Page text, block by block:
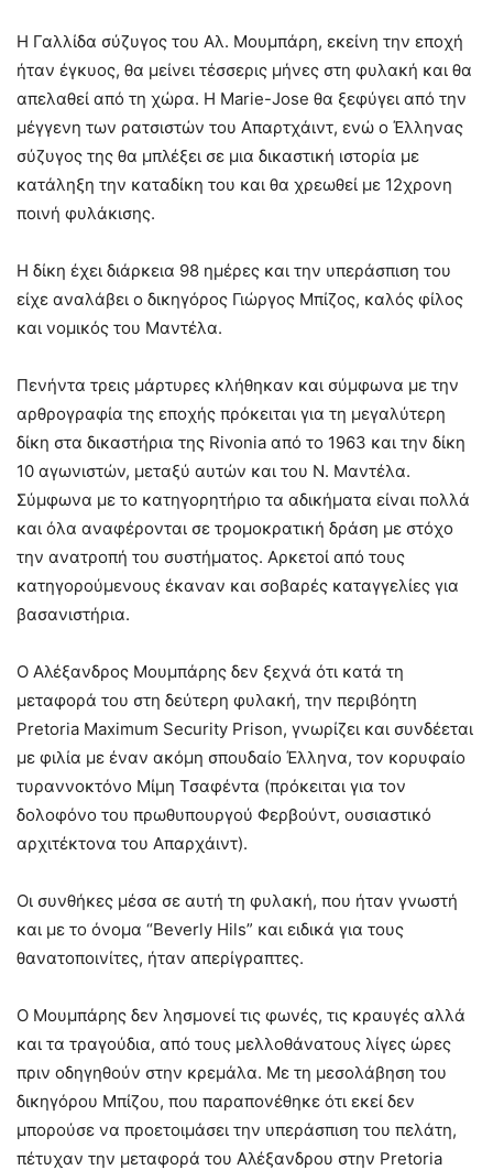
H Γαλλίδα σύζυγος του Αλ. Μουμπάρη, εκείνη την εποχή
ήταν έγκυος, θα μείνει τέσσερις μήνες στη φυλακή και θα
απελαθεί από τη χώρα. Η Marie-Jose θα ξεφύγει από την
μέγγενη των ρατσιστών του Απαρτχάιντ, ενώ ο Έλληνας
σύζυγος της θα μπλέξει σε μια δικαστική ιστορία με
κατάληξη την καταδίκη του και θα χρεωθεί με 12χρονη
ποινή φυλάκισης.
Η δίκη έχει διάρκεια 98 ημέρες και την υπεράσπιση του
είχε αναλάβει ο δικηγόρος Γιώργος Μπίζος, καλός φίλος
και νομικός του Μαντέλα.
Πενήντα τρεις μάρτυρες κλήθηκαν και σύμφωνα με την
αρθρογραφία της εποχής πρόκειται για τη μεγαλύτερη
δίκη στα δικαστήρια της Rivonia από το 1963 και την δίκη
10 αγωνιστών, μεταξύ αυτών και του Ν. Μαντέλα.
Σύμφωνα με το κατηγορητήριο τα αδικήματα είναι πολλά
και όλα αναφέρονται σε τρομοκρατική δράση με στόχο
την ανατροπή του συστήματος. Αρκετοί από τους
κατηγορούμενους έκαναν και σοβαρές καταγγελίες για
βασανιστήρια.
Ο Αλέξανδρος Μουμπάρης δεν ξεχνά ότι κατά τη
μεταφορά του στη δεύτερη φυλακή, την περιβόητη
Pretoria Maximum Security Prison, γνωρίζει και συνδέεται
με φιλία με έναν ακόμη σπουδαίο Έλληνα, τον κορυφαίο
τυραννοκτόνο Μίμη Τσαφέντα (πρόκειται για τον
δολοφόνο του πρωθυπουργού Φερβούντ, ουσιαστικό
αρχιτέκτονα του Απαρχάιντ).
Οι συνθήκες μέσα σε αυτή τη φυλακή, που ήταν γνωστή
και με το όνομα “Beverly Hils” και ειδικά για τους
θανατοποινίτες, ήταν απερίγραπτες.
Ο Μουμπάρης δεν λησμονεί τις φωνές, τις κραυγές αλλά
και τα τραγούδια, από τους μελλοθάνατους λίγες ώρες
πριν οδηγηθούν στην κρεμάλα. Με τη μεσολάβηση του
δικηγόρου Μπίζου, που παραπονέθηκε ότι εκεί δεν
μπορούσε να προετοιμάσει την υπεράσπιση του πελάτη,
πέτυχαν την μεταφορά του Αλέξανδρου στην Pretoria